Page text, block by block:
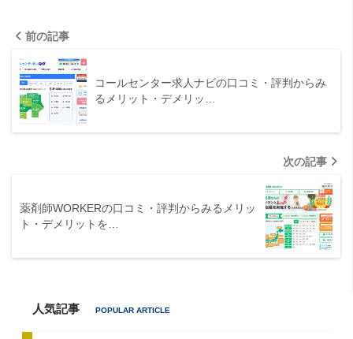
前の記事
コールセンター求人ナビの口コミ・評判からみ
るメリット・デメリッ…
次の記事
薬剤師WORKERの口コミ・評判からみるメリッ
ト・デメリットを…
人気記事